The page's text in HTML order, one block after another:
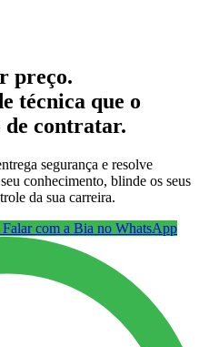
preço.
técnica que o
de contratar.
segurança e resolve
conhecimento, blinde os seus
da sua carreira.
com a Bia no WhatsApp